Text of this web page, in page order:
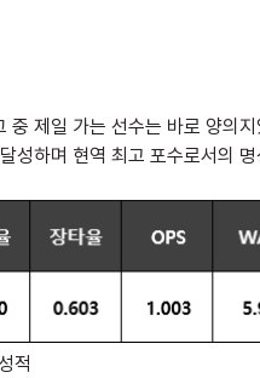
중 제일 가는 선수는 바로 양의
하며 현역 최고 포수로서의 명
적